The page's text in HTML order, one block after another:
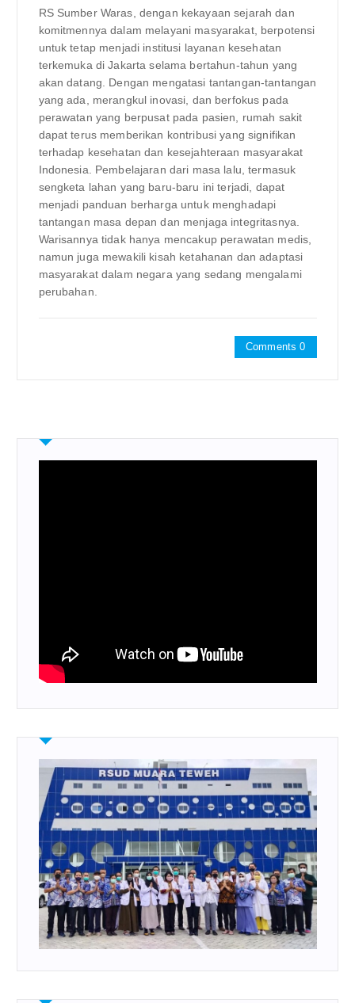
RS Sumber Waras, dengan kekayaan sejarah dan
komitmennya dalam melayani masyarakat, berpotensi
untuk tetap menjadi institusi layanan kesehatan
terkemuka di Jakarta selama bertahun-tahun yang
akan datang. Dengan mengatasi tantangan-tantangan
yang ada, merangkul inovasi, dan berfokus pada
perawatan yang berpusat pada pasien, rumah sakit
dapat terus memberikan kontribusi yang signifikan
terhadap kesehatan dan kesejahteraan masyarakat
Indonesia. Pembelajaran dari masa lalu, termasuk
sengketa lahan yang baru-baru ini terjadi, dapat
menjadi panduan berharga untuk menghadapi
tantangan masa depan dan menjaga integritasnya.
Warisannya tidak hanya mencakup perawatan medis,
namun juga mewakili kisah ketahanan dan adaptasi
masyarakat dalam negara yang sedang mengalami
perubahan.
Comments 0